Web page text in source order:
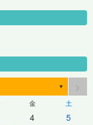
▼
金 土
4
5